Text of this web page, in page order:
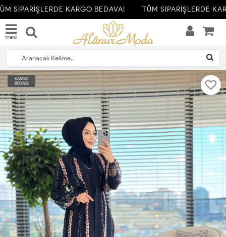
SİPARİŞLERDE KARGO BEDAVA! TÜM SİPARİŞLERDE
menü
KARGO
BEDAVA